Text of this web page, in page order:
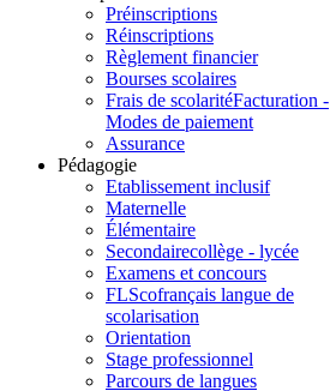
Préinscriptions
Réinscriptions
Règlement financier
Bourses scolaires
Frais de scolaritéFacturation -
Modes de paiement
Assurance
Pédagogie
Etablissement inclusif
Maternelle
Élémentaire
Secondairecollège - lycée
Examens et concours
FLScofrançais langue de
scolarisation
Orientation
Stage professionnel
Parcours de langues